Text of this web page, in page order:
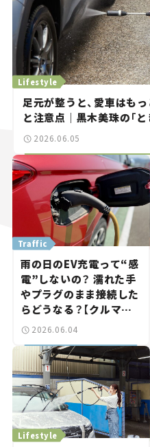
Lifestyle
足元が整うと、愛車はも
と注意点｜黒木美珠の「
2026.06.05
Traffic
雨の日のEV充電って“感
電”しないの？ 濡れた手
やプラグのまま接続した
らどうなる？【クルマの
知識】
2026.06.04
Lifestyle